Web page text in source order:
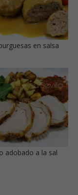
en salsa
adobado a la sal